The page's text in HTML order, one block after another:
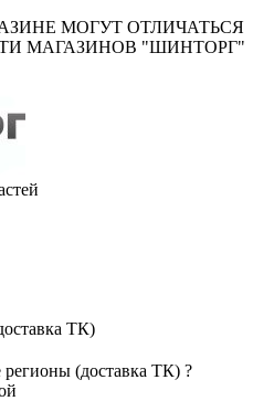
МОГУТ ОТЛИЧАТЬСЯ
МАГАЗИНОВ "ШИНТОРГ"
ТК)
(доставка ТК) ?